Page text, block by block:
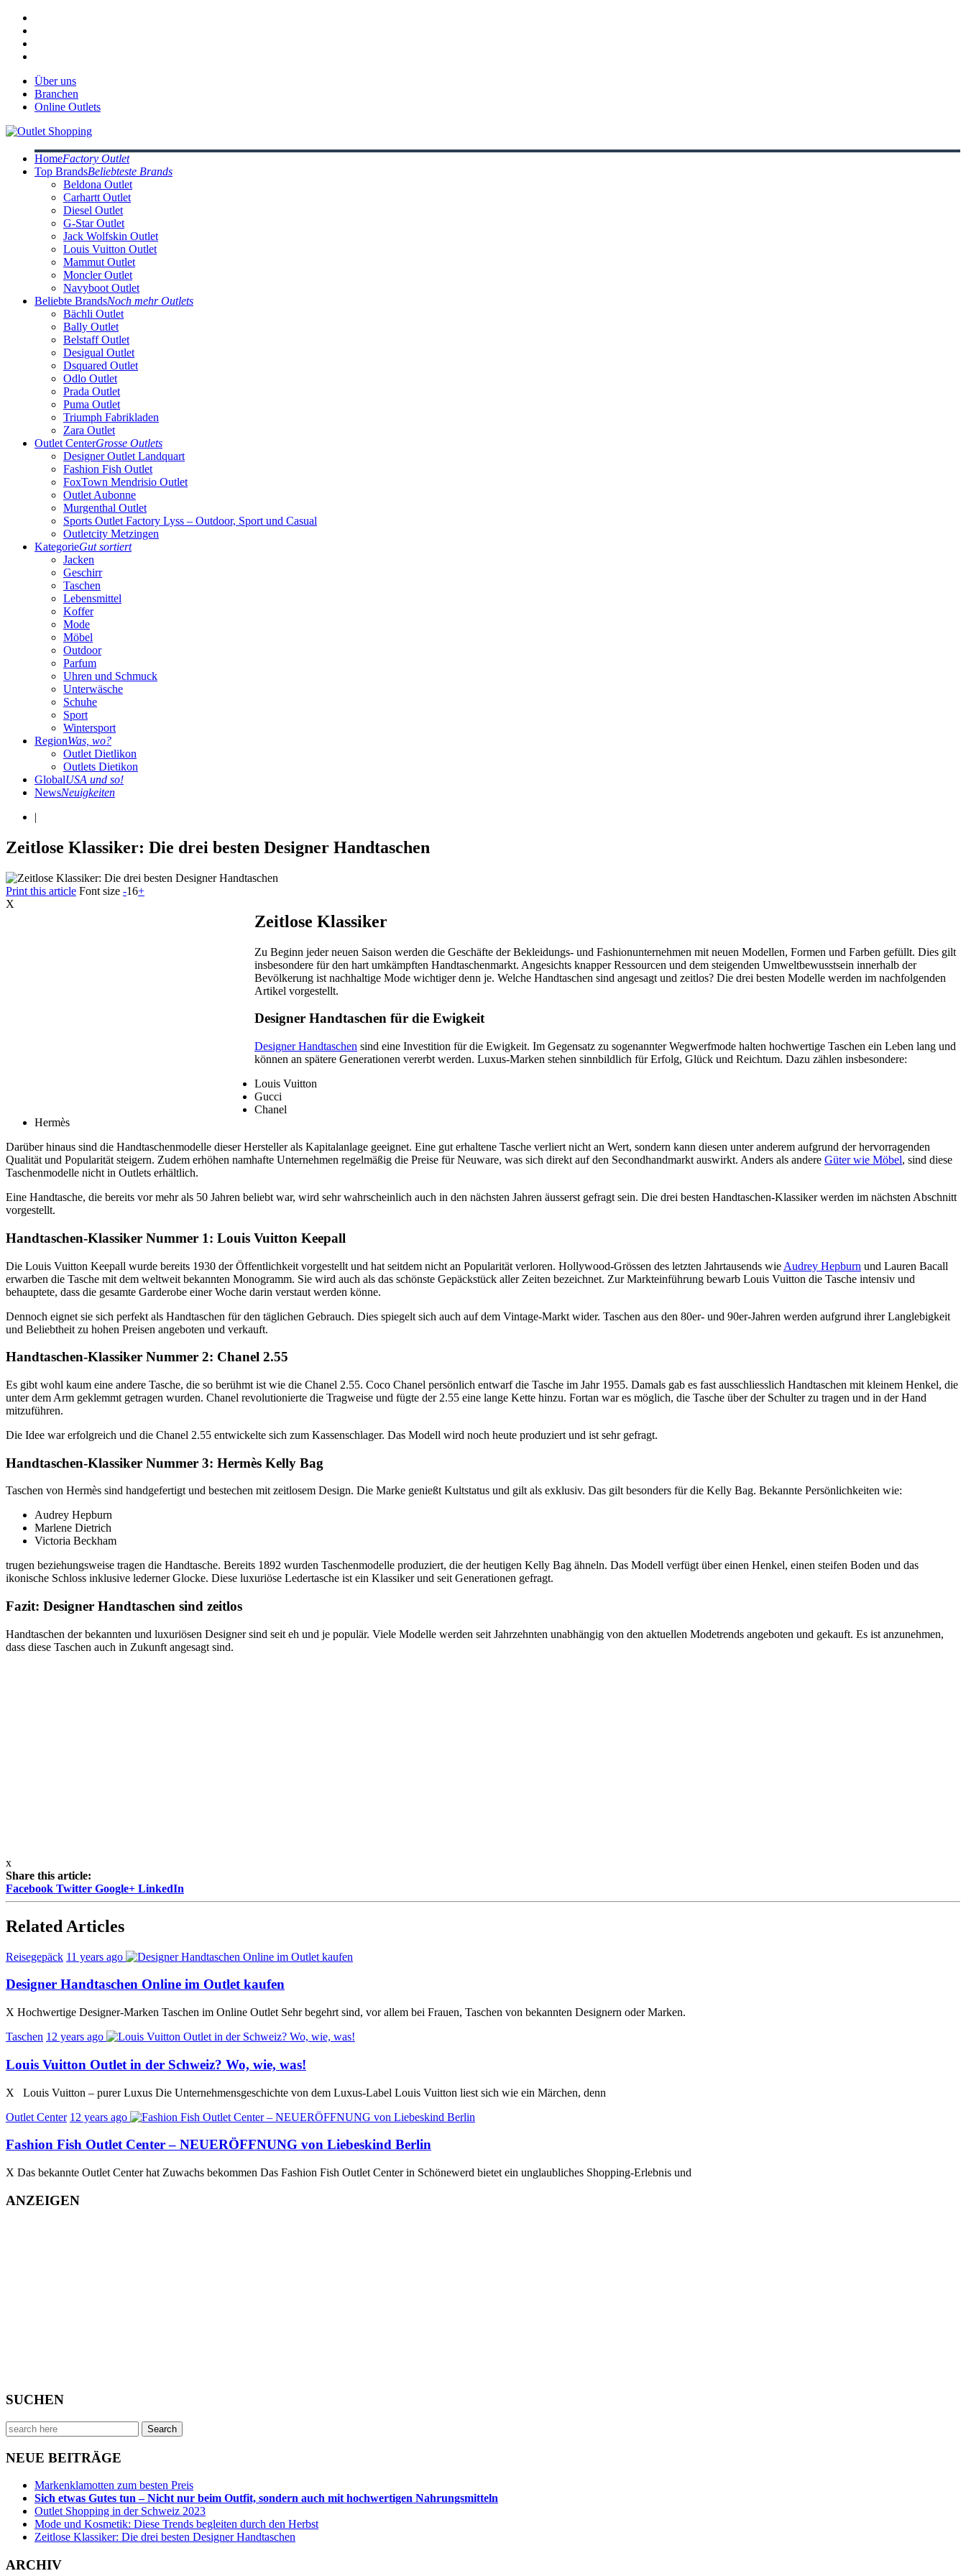
Über uns
Branchen
Online Outlets
HomeFactory Outlet
Top BrandsBeliebteste Brands
Beldona Outlet
Carhartt Outlet
Diesel Outlet
G-Star Outlet
Jack Wolfskin Outlet
Louis Vuitton Outlet
Mammut Outlet
Moncler Outlet
Navyboot Outlet
Beliebte BrandsNoch mehr Outlets
Bächli Outlet
Bally Outlet
Belstaff Outlet
Desigual Outlet
Dsquared Outlet
Odlo Outlet
Prada Outlet
Puma Outlet
Triumph Fabrikladen
Zara Outlet
Outlet CenterGrosse Outlets
Designer Outlet Landquart
Fashion Fish Outlet
FoxTown Mendrisio Outlet
Outlet Aubonne
Murgenthal Outlet
Sports Outlet Factory Lyss – Outdoor, Sport und Casual
Outletcity Metzingen
KategorieGut sortiert
Jacken
Geschirr
Taschen
Lebensmittel
Koffer
Mode
Möbel
Outdoor
Parfum
Uhren und Schmuck
Unterwäsche
Schuhe
Sport
Wintersport
RegionWas, wo?
Outlet Dietlikon
Outlets Dietikon
GlobalUSA und so!
NewsNeuigkeiten
|
Zeitlose Klassiker: Die drei besten Designer Handtaschen
Print this article Font size -16+
X
Zeitlose Klassiker
Zu Beginn jeder neuen Saison werden die Geschäfte der Bekleidungs- und Fashionunternehmen mit neuen Modellen, Formen und Farben gefüllt. Dies gilt
insbesondere für den hart umkämpften Handtaschenmarkt. Angesichts knapper Ressourcen und dem steigenden Umweltbewusstsein innerhalb der
Bevölkerung ist nachhaltige Mode wichtiger denn je. Welche Handtaschen sind angesagt und zeitlos? Die drei besten Modelle werden im nachfolgenden
Artikel vorgestellt.
Designer Handtaschen für die Ewigkeit
Designer Handtaschen sind eine Investition für die Ewigkeit. Im Gegensatz zu sogenannter Wegwerfmode halten hochwertige Taschen ein Leben lang und
können an spätere Generationen vererbt werden. Luxus-Marken stehen sinnbildlich für Erfolg, Glück und Reichtum. Dazu zählen insbesondere:
Louis Vuitton
Gucci
Chanel
Hermès
Darüber hinaus sind die Handtaschenmodelle dieser Hersteller als Kapitalanlage geeignet. Eine gut erhaltene Tasche verliert nicht an Wert, sondern kann diesen unter anderem aufgrund der hervorragenden
Qualität und Popularität steigern. Zudem erhöhen namhafte Unternehmen regelmäßig die Preise für Neuware, was sich direkt auf den Secondhandmarkt auswirkt. Anders als andere Güter wie Möbel, sind diese
Taschenmodelle nicht in Outlets erhältlich.
Eine Handtasche, die bereits vor mehr als 50 Jahren beliebt war, wird sehr wahrscheinlich auch in den nächsten Jahren äusserst gefragt sein. Die drei besten Handtaschen-Klassiker werden im nächsten Abschnitt
vorgestellt.
Handtaschen-Klassiker Nummer 1: Louis Vuitton Keepall
Die Louis Vuitton Keepall wurde bereits 1930 der Öffentlichkeit vorgestellt und hat seitdem nicht an Popularität verloren. Hollywood-Grössen des letzten Jahrtausends wie Audrey Hepburn und Lauren Bacall
erwarben die Tasche mit dem weltweit bekannten Monogramm. Sie wird auch als das schönste Gepäckstück aller Zeiten bezeichnet. Zur Markteinführung bewarb Louis Vuitton die Tasche intensiv und
behauptete, dass die gesamte Garderobe einer Woche darin verstaut werden könne.
Dennoch eignet sie sich perfekt als Handtaschen für den täglichen Gebrauch. Dies spiegelt sich auch auf dem Vintage-Markt wider. Taschen aus den 80er- und 90er-Jahren werden aufgrund ihrer Langlebigkeit
und Beliebtheit zu hohen Preisen angeboten und verkauft.
Handtaschen-Klassiker Nummer 2: Chanel 2.55
Es gibt wohl kaum eine andere Tasche, die so berühmt ist wie die Chanel 2.55. Coco Chanel persönlich entwarf die Tasche im Jahr 1955. Damals gab es fast ausschliesslich Handtaschen mit kleinem Henkel, die
unter dem Arm geklemmt getragen wurden. Chanel revolutionierte die Tragweise und fügte der 2.55 eine lange Kette hinzu. Fortan war es möglich, die Tasche über der Schulter zu tragen und in der Hand
mitzuführen.
Die Idee war erfolgreich und die Chanel 2.55 entwickelte sich zum Kassenschlager. Das Modell wird noch heute produziert und ist sehr gefragt.
Handtaschen-Klassiker Nummer 3: Hermès Kelly Bag
Taschen von Hermès sind handgefertigt und bestechen mit zeitlosem Design. Die Marke genießt Kultstatus und gilt als exklusiv. Das gilt besonders für die Kelly Bag. Bekannte Persönlichkeiten wie:
Audrey Hepburn
Marlene Dietrich
Victoria Beckham
trugen beziehungsweise tragen die Handtasche. Bereits 1892 wurden Taschenmodelle produziert, die der heutigen Kelly Bag ähneln. Das Modell verfügt über einen Henkel, einen steifen Boden und das
ikonische Schloss inklusive lederner Glocke. Diese luxuriöse Ledertasche ist ein Klassiker und seit Generationen gefragt.
Fazit: Designer Handtaschen sind zeitlos
Handtaschen der bekannten und luxuriösen Designer sind seit eh und je populär. Viele Modelle werden seit Jahrzehnten unabhängig von den aktuellen Modetrends angeboten und gekauft. Es ist anzunehmen,
dass diese Taschen auch in Zukunft angesagt sind.
x
Share this article:
Facebook Twitter Google+ LinkedIn
Related Articles
Reisegepäck 11 years ago
Designer Handtaschen Online im Outlet kaufen
X Hochwertige Designer-Marken Taschen im Online Outlet Sehr begehrt sind, vor allem bei Frauen, Taschen von bekannten Designern oder Marken.
Taschen 12 years ago
Louis Vuitton Outlet in der Schweiz? Wo, wie, was!
X Louis Vuitton – purer Luxus Die Unternehmensgeschichte von dem Luxus-Label Louis Vuitton liest sich wie ein Märchen, denn
Outlet Center 12 years ago
Fashion Fish Outlet Center – NEUERÖFFNUNG von Liebeskind Berlin
X Das bekannte Outlet Center hat Zuwachs bekommen Das Fashion Fish Outlet Center in Schönewerd bietet ein unglaubliches Shopping-Erlebnis und
ANZEIGEN
SUCHEN
Search
for:
NEUE BEITRÄGE
Markenklamotten zum besten Preis
Sich etwas Gutes tun – Nicht nur beim Outfit, sondern auch mit hochwertigen Nahrungsmitteln
Outlet Shopping in der Schweiz 2023
Mode und Kosmetik: Diese Trends begleiten durch den Herbst
Zeitlose Klassiker: Die drei besten Designer Handtaschen
ARCHIV